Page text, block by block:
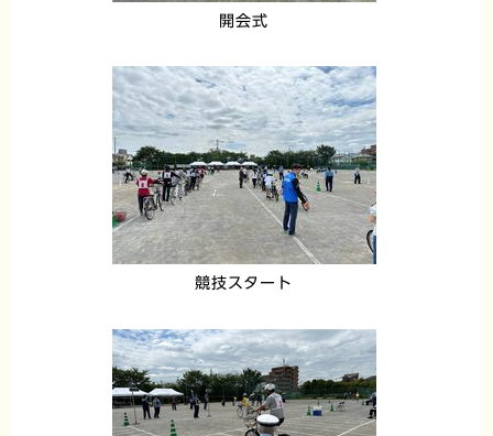
開会式
競技スタート